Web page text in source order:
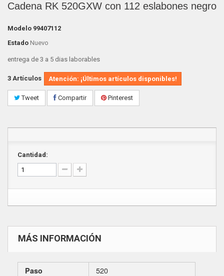
Cadena RK 520GXW con 112 eslabones negro
Modelo 99407112
Estado Nuevo
entrega de 3 a 5 dias laborables
3 Artículos Atención: ¡Últimos artículos disponibles!
Tweet Compartir Pinterest
Cantidad:
MÁS INFORMACIÓN
Paso 520